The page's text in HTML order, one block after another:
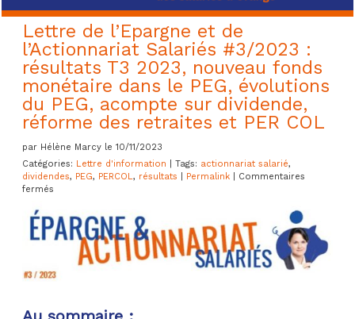
Lettre de l’Epargne et de
l’Actionnariat Salariés #3/2023 :
résultats T3 2023, nouveau fonds
monétaire dans le PEG, évolutions
du PEG, acompte sur dividende,
réforme des retraites et PER COL
par Hélène Marcy le 10/11/2023
Catégories: Lettre d'information | Tags: actionnariat salarié,
dividendes, PEG, PERCOL, résultats Permalink
Commentaires
fermés
de
l’Epargne
et
l’Actionnariat
Salariés
résultats